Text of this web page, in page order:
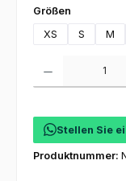
Größen
XS
S M
Stellen Sie
Produktnummer: